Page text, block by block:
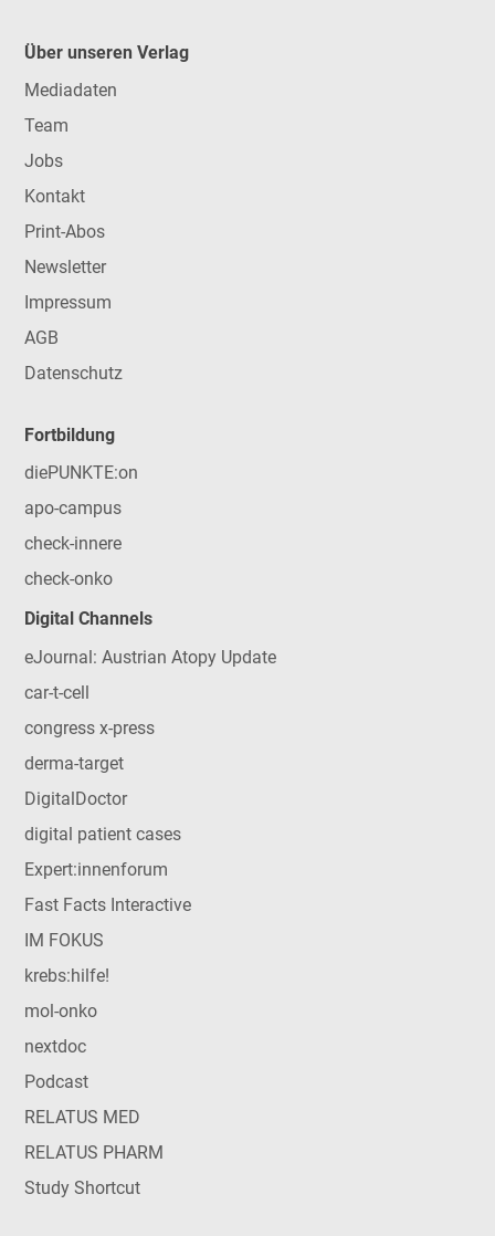
Über unseren Verlag
Mediadaten
Team
Jobs
Kontakt
Print-Abos
Newsletter
Impressum
AGB
Datenschutz
Fortbildung
diePUNKTE:on
apo-campus
check-innere
check-onko
Digital Channels
eJournal: Austrian Atopy Update
car-t-cell
congress x-press
derma-target
DigitalDoctor
digital patient cases
Expert:innenforum
Fast Facts Interactive
IM FOKUS
krebs:hilfe!
mol-onko
nextdoc
Podcast
RELATUS MED
RELATUS PHARM
Study Shortcut